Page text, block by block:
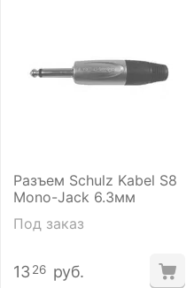
Разъем Schulz Kabel S8
Mono-Jack 6.3мм
Под заказ
13 26 руб.